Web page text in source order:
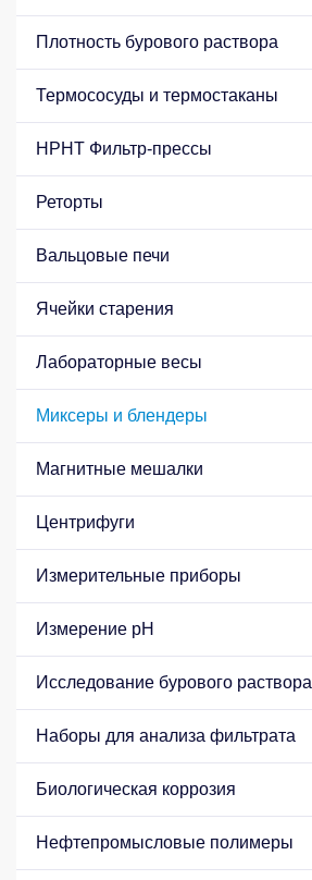
Плотность бурового раствора
Термососуды и термостаканы
HPHT Фильтр-прессы
Реторты
Вальцовые печи
Ячейки старения
Лабораторные весы
Миксеры и блендеры
Магнитные мешалки
Центрифуги
Измерительные приборы
Измерение pH
Исследование бурового раствора
Наборы для анализа фильтрата
Биологическая коррозия
Нефтепромысловые полимеры